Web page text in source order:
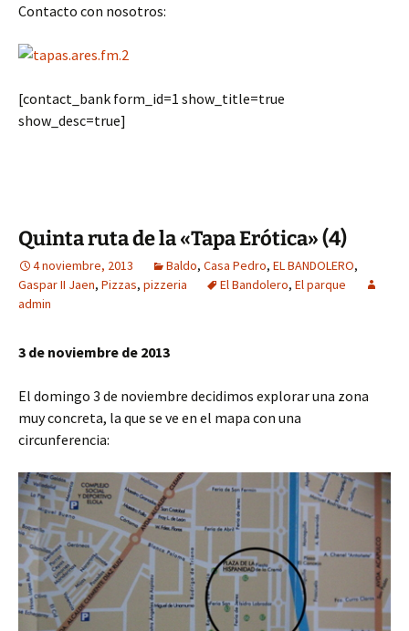
Contacto con nosotros:
[contact_bank form_id=1 show_title=true
show_desc=true]
Quinta ruta de la «Tapa Erótica» (4)
4 noviembre, 2013 Baldo, Casa Pedro, EL BANDOLERO,
Gaspar II Jaen, Pizzas, pizzeria El Bandolero, El parque
admin
3 de noviembre de 2013
El domingo 3 de noviembre decidimos explorar una zona
muy concreta, la que se ve en el mapa con una
circunferencia: